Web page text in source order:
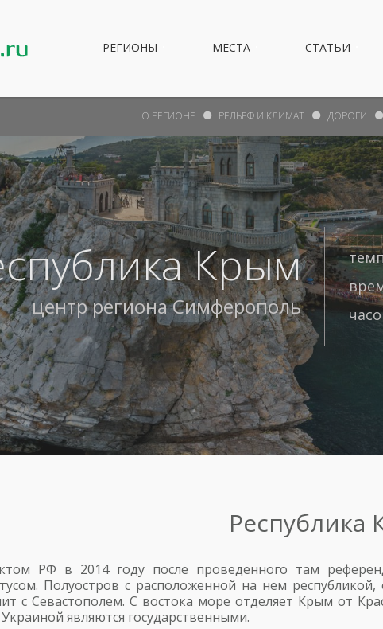
РЕГИОНЫ МЕСТА СТАТЬИ
Крым
центр регионаСимферополь
О РЕГИОНЕ РЕЛЬЕФ И КЛИМАТ ДОРОГИ
Республика
РФ в 2014 году после проведенного там
Полуостров с расположенной на нем
с Севастополем. С востока море отделяет Крым от
являются государственными.